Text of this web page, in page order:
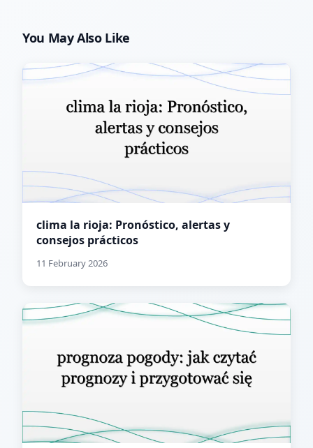
You May Also Like
clima la rioja: Pronóstico, alertas y
consejos prácticos
11 February 2026